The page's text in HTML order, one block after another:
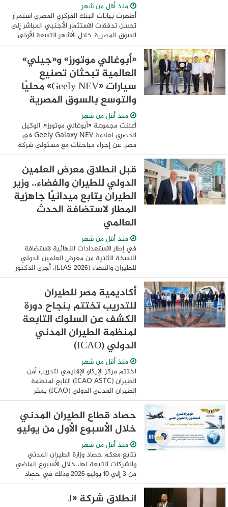
منذ أقل من شهر
أظهرت بيانات البنك المركزي المصري استمرار
تحسن تدفقات الاستثمار الأجنبي المباشر إلى
السوق المصرية خلال الأشهر التسعة الأولى
من العام المالي 2025/2026، في الوقت الذي
تعرضت فيه استثمارات الأجانب في ...
«أبوغالي موتورز» و«جيلي»
العالمية تبحثان تصنيع
سيارات «Geely NEV» محليًا
والتوسع بالسوق المصرية
منذ أقل من شهر
أعلنت مجموعة «أبوغالي موتورز»، الوكيل
الحصري لعلامة Geely Galaxy NEV في
مصر، عن إجراء مباحثات مع مسئولي شركة
Geely Global لبحث خطط التوسع في
السوق المحلية، ودراسة فرص التصنيع
المحلي لسيارات الطاقة ...
قبل انطلاق معرض العلمين
الدولي للطيران والفضاء.. وزير
الطيران يتابع ميدانيًا جاهزية
المطار لاستضافة الحدث
العالمي
منذ أقل من شهر
في إطار الاستعدادات النهائية لاستضافة
النسخة الثانية من معرض العلمين الدولي
للطيران والفضاء (EIAS 2026)، أجرى الدكتور
سامح الحفني وزير الطيران المدني، يرافقه
الطيار وائل النشار رئيس الشركة المصرية ...
أكاديمية مصر للطيران
للتدريب تختتم بنجاح دورة
الكشف عن السلوك التابعة
لمنظمة الطيران المدني
الدولي (ICAO)
منذ أقل من شهر
اختتم مركز الإيكاو الإقليمي لتدريب أمن
الطيران (ICAO ASTC) التابع لمنظمة
الطيران المدني الدولي (ICAO) بمقر
أكاديمية مصر للطيران للتدريب بالقاهرة،
فعاليات الدورة التدريبية المتخصصة بعنوان
"الكشف عن ...
حصاد قطاع الطيران المدني
خلال الأسبوع الأول من يوليو
منذ أقل من شهر
نتابع معكم حصاد وزارة الطيران المدني
والشركات التابعة لها، خلال الأسبوع الماضي
من ٣ إلي ١٠ يوليو ٢٠٢٦ وذلك في حصاد
أسبوعي، لمتابعة المستجدات وأهم الأخبار
والفعاليات. وزارة الطيران المدني - ...
انطلاق شركة «J